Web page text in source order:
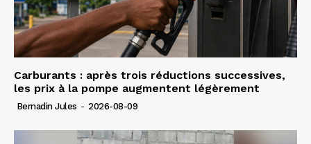
Carburants : après trois réductions successives,
les prix à la pompe augmentent légèrement
Bernadin Jules - 2026-08-09